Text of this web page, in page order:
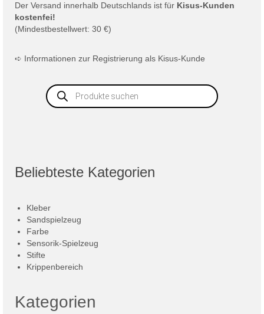
Der Versand innerhalb Deutschlands ist für Kisus-Kunden
kostenfei!
(Mindestbestellwert: 30 €)
➪ Informationen zur Registrierung als Kisus-Kunde
Products
search
Beliebteste Kategorien
Kleber
Sandspielzeug
Farbe
Sensorik-Spielzeug
Stifte
Krippenbereich
Kategorien